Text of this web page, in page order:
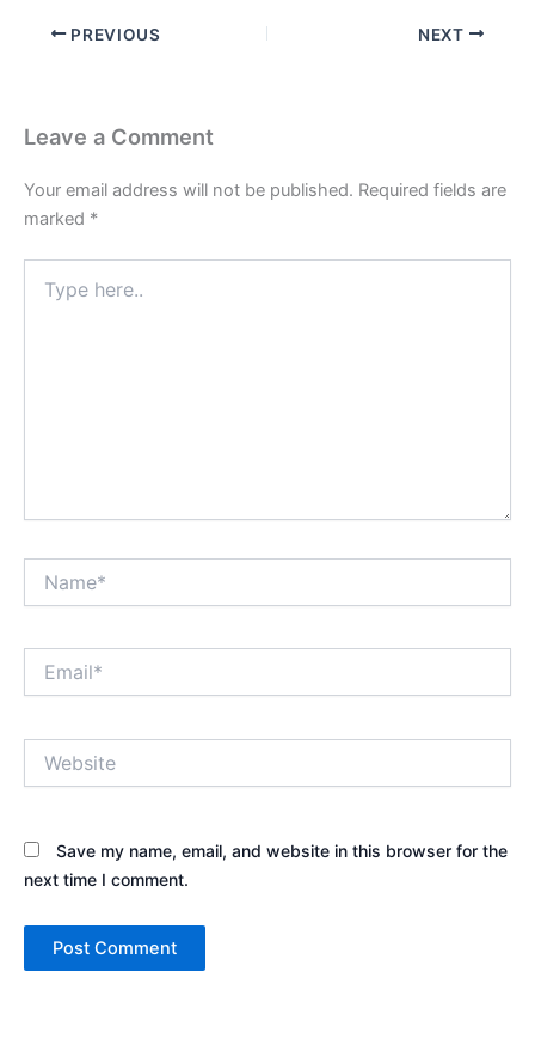
PREVIOUS NEXT
Leave a Comment
Your email address will not be published. Required fields are
marked *
here..
Save my name, email, and website in this browser for the
next time I comment.